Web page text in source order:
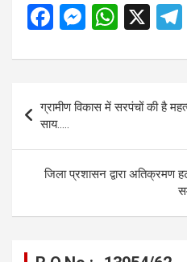
F
ce
b
o
o
k
M
se
g
er
W
at
A
p
p
X
navigation
ग्रामीण विकास में सरपंचों की है
साय…..
जिला प्रशासन द्वारा अतिक्रमण